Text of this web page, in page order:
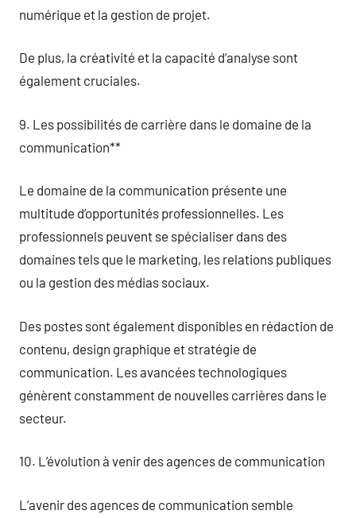
numérique et la gestion de projet.
De plus, la créativité et la capacité d’analyse sont
également cruciales.
9. Les possibilités de carrière dans le domaine de la
communication**
Le domaine de la communication présente une
multitude d’opportunités professionnelles. Les
professionnels peuvent se spécialiser dans des
domaines tels que le marketing, les relations publiques
ou la gestion des médias sociaux.
Des postes sont également disponibles en rédaction de
contenu, design graphique et stratégie de
communication. Les avancées technologiques
génèrent constamment de nouvelles carrières dans le
secteur.
10. L’évolution à venir des agences de communication
L’avenir des agences de communication semble